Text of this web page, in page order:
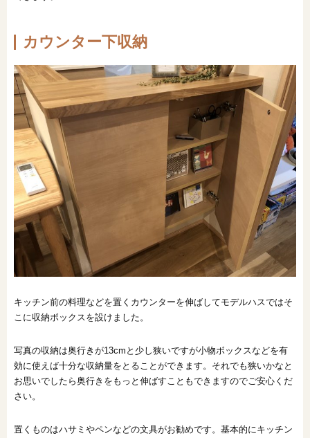
カウンター下収納
キッチン前の料理などを置くカウンターを伸ばしてモデルハスではそ
こに収納ボックスを設けました。
写真の収納は奥行きが13cmと少し狭いですが小物ボックスなどを有
効に使えば十分な収納量をとることができます。それでも狭いかなと
お思いでしたら奥行きをもっと伸ばすこともできますのでご安心くだ
さい。
置くものはハサミやペンなどの文具がお勧めです。基本的にキッチン